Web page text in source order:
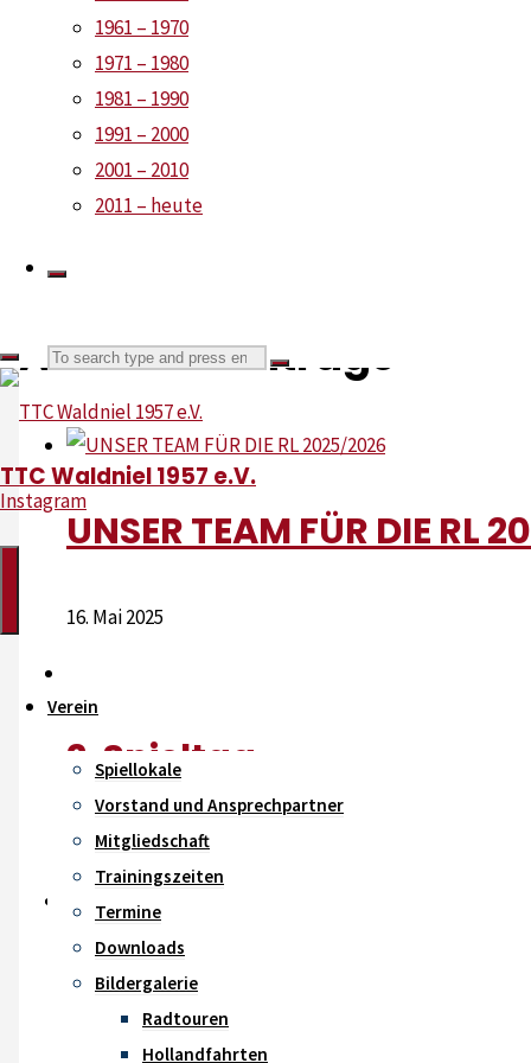
1961 – 1970
1971 – 1980
1981 – 1990
1991 – 2000
2001 – 2010
2011 – heute
Search
for:
Search
TTC Waldniel 1957 e.V.
Instagram
Verein
Spiellokale
Vorstand und Ansprechpartner
Mitgliedschaft
Trainingszeiten
Termine
Downloads
Bildergalerie
Radtouren
Hollandfahrten
Ähnliche Beiträge
UNSER TEAM FÜR DIE RL
16. Mai 2025
2. Spieltag
7. September 2020
Die Duschräume sind